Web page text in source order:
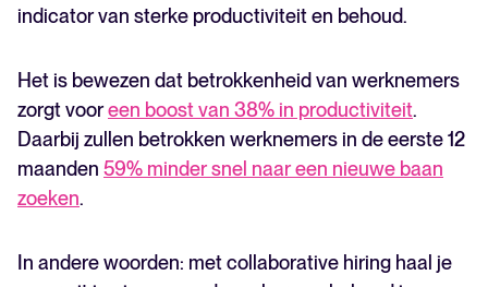
indicator van sterke productiviteit en behoud.
Het is bewezen dat betrokkenheid van werknemers
zorgt vooreen boost van 38% in productiviteit.
Daarbij zullen betrokken werknemers in de eerste 12
maanden 59% minder snel naar een nieuwe baan
zoeken.
In andere woorden: met collaborative hiring haal je